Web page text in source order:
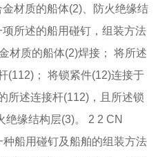
材质的船体(2)、防火绝缘结
所述的船用碰钉，组装方法
材质的船体(2)焊接； 将所述
(112)； 将锁紧件(12)连接于
所述连接杆(112)，且所述锁
绝缘结构层(3)。 2 2 CN
船用碰钉及船舶的组装方法